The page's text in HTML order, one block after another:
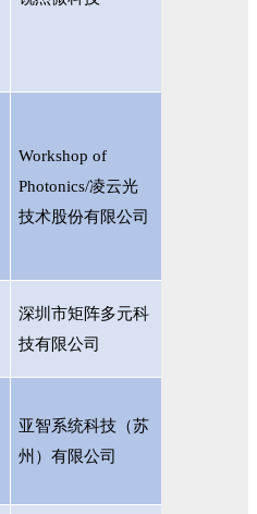
Workshop of
Photonics/凌云光
技术股份有限公司
深圳市矩阵多元科
技有限公司
亚智系统科技（苏
州）有限公司